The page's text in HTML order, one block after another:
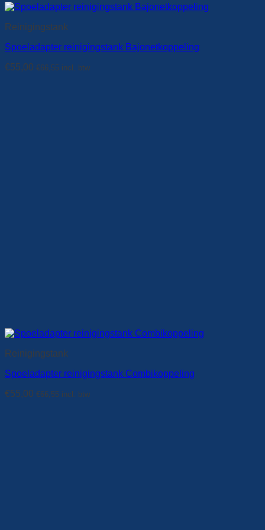
Reinigingstank
Spoeladapter reinigingstank Bajonetkoppeling
€55,00 €66,55 incl. btw
Reinigingstank
Spoeladapter reinigingstank Combikoppeling
€55,00 €66,55 incl. btw